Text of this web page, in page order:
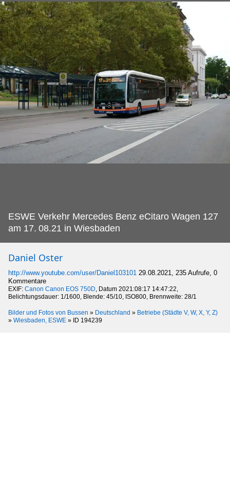
ESWE Verkehr Mercedes Benz eCitaro Wagen 127
am 17. 08.21 in Wiesbaden
Daniel Oster
http://www.youtube.com/user/Daniel103101 29.08.2021, 235 Aufrufe, 0
Kommentare
EXIF: Canon Canon EOS 750D, Datum 2021:08:17 14:47:22,
Belichtungsdauer: 1/1600, Blende: 45/10, ISO800, Brennweite: 28/1
Bilder und Fotos von Bussen » Deutschland » Betriebe (Städte V, W, X, Y, Z)
» Wiesbaden, ESWE » ID 194239